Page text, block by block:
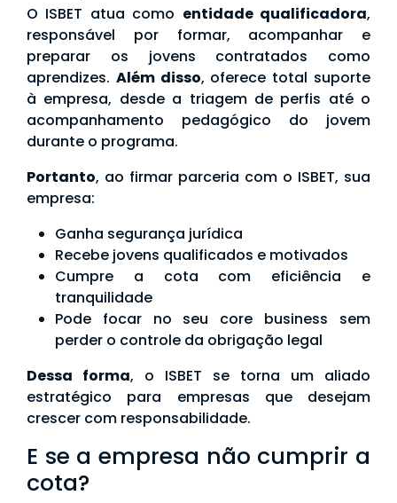
O ISBET atua como entidade qualificadora,
responsável por formar, acompanhar e
preparar os jovens contratados como
aprendizes. Além disso, oferece total suporte
à empresa, desde a triagem de perfis até o
acompanhamento pedagógico do jovem
durante o programa.
Portanto, ao firmar parceria com o ISBET, sua
empresa:
Ganha segurança jurídica
Recebe jovens qualificados e motivados
Cumpre a cota com eficiência e
tranquilidade
Pode focar no seu core business sem
perder o controle da obrigação legal
Dessa forma, o ISBET se torna um aliado
estratégico para empresas que desejam
crescer com responsabilidade.
E se a empresa não cumprir a
cota?